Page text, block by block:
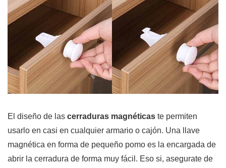
El diseño de las cerraduras magnéticas te permiten
usarlo en casi en cualquier armario o cajón. Una llave
magnética en forma de pequeño pomo es la encargada de
abrir la cerradura de forma muy fácil. Eso si, asegurate de